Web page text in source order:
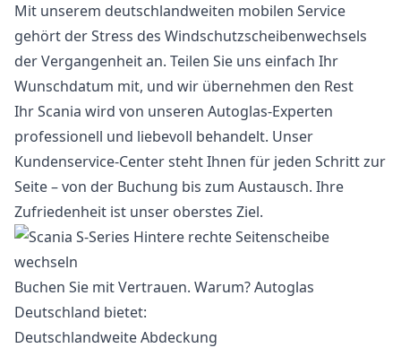
Mit unserem deutschlandweiten mobilen Service
gehört der Stress des Windschutzscheibenwechsels
der Vergangenheit an. Teilen Sie uns einfach Ihr
Wunschdatum mit, und wir übernehmen den Rest
Ihr Scania wird von unseren Autoglas-Experten
professionell und liebevoll behandelt. Unser
Kundenservice-Center steht Ihnen für jeden Schritt zur
Seite – von der Buchung bis zum Austausch. Ihre
Zufriedenheit ist unser oberstes Ziel.
Buchen Sie mit Vertrauen. Warum? Autoglas
Deutschland bietet:
Deutschlandweite Abdeckung